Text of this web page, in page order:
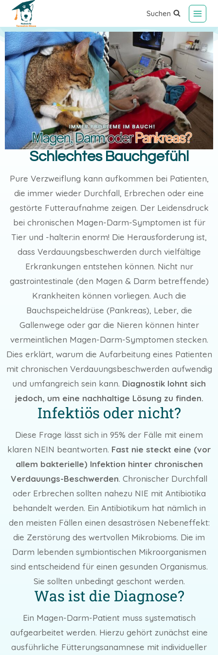
Suchen
Schlechtes Bauchgefühl
Pure Verzweiflung kann aufkommen bei Patienten,
die immer wieder Durchfall, Erbrechen oder eine
gestörte Futteraufnahme zeigen. Der Leidensdruck
bei chronischen Magen-Darm-Symptomen ist für
Tier und -halter:in enorm! Die Herausforderung ist,
dass Verdauungsbeschwerden durch vielfältige
Erkrankungen entstehen können. Nicht nur
gastrointestinale (den Magen & Darm betreffende)
Krankheiten können vorliegen. Auch die
Bauchspeicheldrüse (Pankreas), Leber, die
Gallenwege oder gar die Nieren können hinter
vermeintlichen Magen-Darm-Symptomen stecken.
Dies erklärt, warum die Aufarbeitung eines Patienten
mit chronischen Verdauungsbeschwerden aufwendig
und umfangreich sein kann. Diagnostik lohnt sich
jedoch, um eine nachhaltige Lösung zu finden.
Infektiös oder nicht?
Diese Frage lässt sich in 95% der Fälle mit einem
klaren NEIN beantworten. Fast nie steckt eine (vor
allem bakterielle) Infektion hinter chronischen
Verdauungs-Beschwerden. Chronischer Durchfall
oder Erbrechen sollten nahezu NIE mit Antibiotika
behandelt werden. Ein Antibiotikum hat nämlich in
den meisten Fällen einen desaströsen Nebeneffekt:
die Zerstörung des wertvollen Mikrobioms. Die im
Darm lebenden symbiontischen Mikroorganismen
sind entscheidend für einen gesunden Organismus.
Sie sollten unbedingt geschont werden.
Was ist die Diagnose?
Ein Magen-Darm-Patient muss systematisch
aufgearbeitet werden. Hierzu gehört zunächst eine
ausführliche Fütterungsanamnese mit individueller